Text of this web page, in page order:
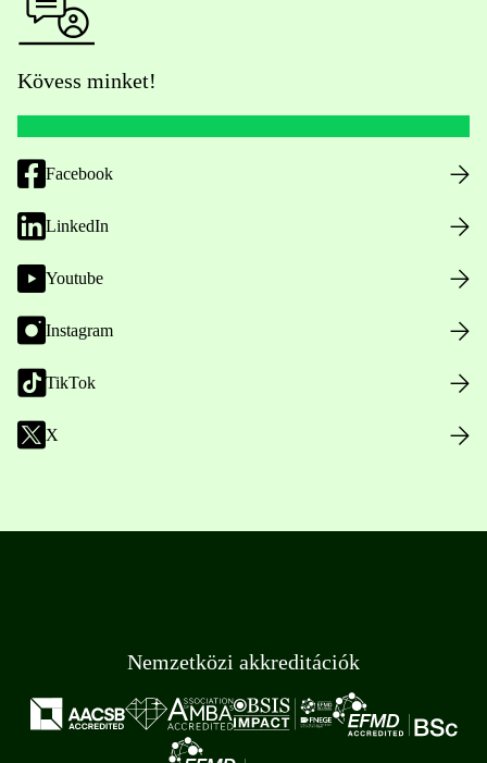
Kövess minket!
Facebook
LinkedIn
Youtube
Instagram
TikTok
X
Nemzetközi akkreditációk